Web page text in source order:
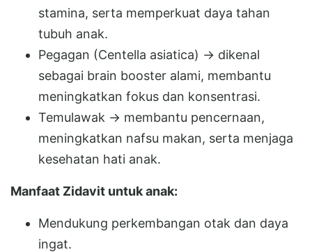
stamina, serta memperkuat daya tahan
tubuh anak.
Pegagan (Centella asiatica) → dikenal
sebagai brain booster alami, membantu
meningkatkan fokus dan konsentrasi.
Temulawak → membantu pencernaan,
meningkatkan nafsu makan, serta menjaga
kesehatan hati anak.
Manfaat Zidavit untuk anak:
Mendukung perkembangan otak dan daya
ingat.